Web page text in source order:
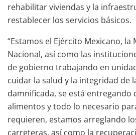
rehabilitar viviendas y la
restablecer los servicios básicos.
“Estamos el Ejército Mexicano, la
Nacional, así como las
de gobierno trabajando en
cuidar la salud y la integridad de
damnificada, se está entregando
alimentos y todo lo necesario
requieren, estamos arreglando
carreteras, así como la